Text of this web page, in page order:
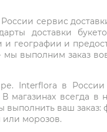
сервис
доставки
и географии и
выполним заказ
Interflora в
магазинах всегда в
ваш заказ:
или морозов.